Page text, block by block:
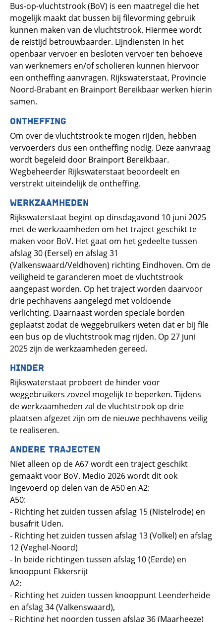
Bus-op-vluchtstrook (BoV) is een maatregel die het
mogelijk maakt dat bussen bij filevorming gebruik
kunnen maken van de vluchtstrook. Hiermee wordt
de reistijd betrouwbaarder. Lijndiensten in het
openbaar vervoer en besloten vervoer ten behoeve
van werknemers en/of scholieren kunnen hiervoor
een ontheffing aanvragen. Rijkswaterstaat, Provincie
Noord-Brabant en Brainport Bereikbaar werken hierin
samen.
ONTHEFFING
Om over de vluchtstrook te mogen rijden, hebben
vervoerders dus een ontheffing nodig. Deze aanvraag
wordt begeleid door Brainport Bereikbaar.
Wegbeheerder Rijkswaterstaat beoordeelt en
verstrekt uiteindelijk de ontheffing.
WERKZAAMHEDEN
Rijkswaterstaat begint op dinsdagavond 10 juni 2025
met de werkzaamheden om het traject geschikt te
maken voor BoV. Het gaat om het gedeelte tussen
afslag 30 (Eersel) en afslag 31
(Valkenswaard/Veldhoven) richting Eindhoven. Om de
veiligheid te garanderen moet de vluchtstrook
aangepast worden. Op het traject worden daarvoor
drie pechhavens aangelegd met voldoende
verlichting. Daarnaast worden speciale borden
geplaatst zodat de weggebruikers weten dat er bij file
een bus op de vluchtstrook mag rijden. Op 27 juni
2025 zijn de werkzaamheden gereed.
HINDER
Rijkswaterstaat probeert de hinder voor
weggebruikers zoveel mogelijk te beperken. Tijdens
de werkzaamheden zal de vluchtstrook op drie
plaatsen afgezet zijn om de nieuwe pechhavens veilig
te realiseren.
ANDERE TRAJECTEN
Niet alleen op de A67 wordt een traject geschikt
gemaakt voor BoV. Medio 2026 wordt dit ook
ingevoerd op delen van de A50 en A2:
A50:
- Richting het zuiden tussen afslag 15 (Nistelrode) en
busafrit Uden.
- Richting het zuiden tussen afslag 13 (Volkel) en afslag
12 (Veghel-Noord)
- In beide richtingen tussen afslag 10 (Eerde) en
knooppunt Ekkersrijt
A2:
- Richting het zuiden tussen knooppunt Leenderheide
en afslag 34 (Valkenswaard),
- Richting het noorden tussen afslag 36 (Maarheeze)